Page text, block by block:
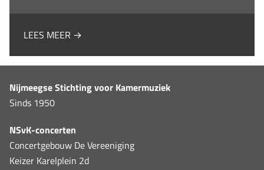
LEES MEER →
Nijmeegse Stichting voor Kamermuziek
Sinds 1950
NSvK-concerten
Concertgebouw De Vereeniging
Keizer Karelplein 2d